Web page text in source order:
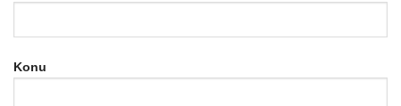
Konu